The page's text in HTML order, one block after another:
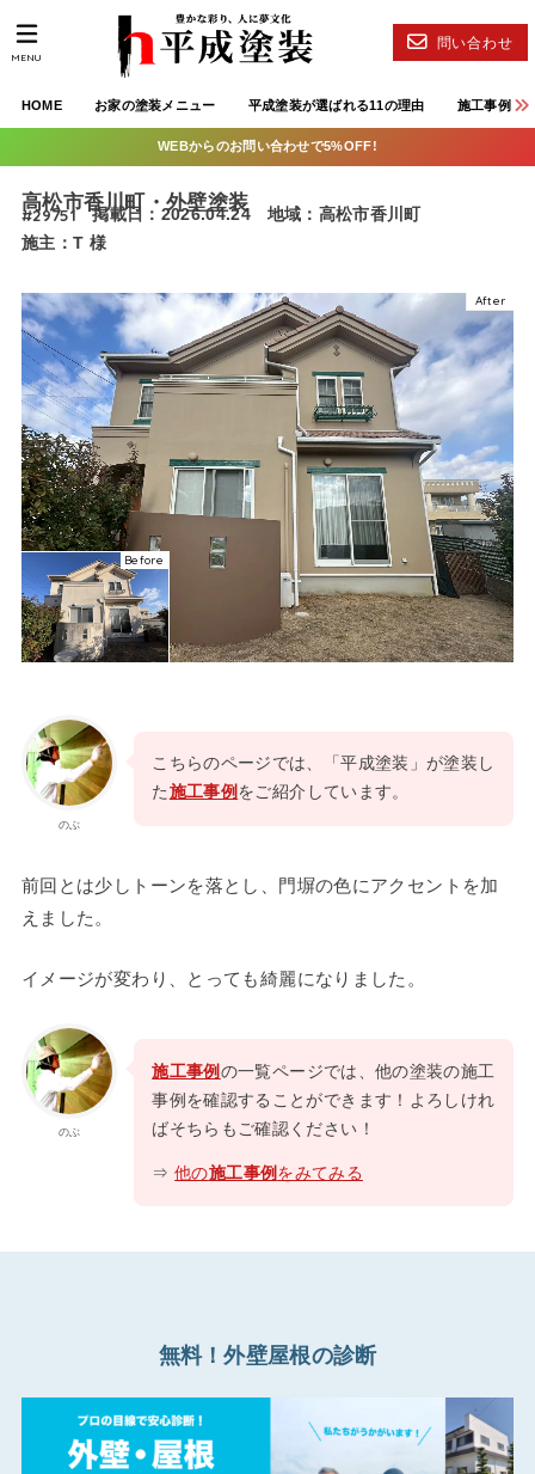
HOME お家の塗装メニュー 平成塗装が選ばれる11の理由 施工事例
問い合わせ
MENU
WEBからのお問い合わせで5%OFF!
高松市香川町・外壁塗装
#29751 掲載日：2026.04.24
地域：高松市香川町
施主：T 様
Before
After
のぶ
こちらのページでは、「平成塗装」が塗装し
た 施工事例 をご紹介しています。
前回とは少しトーンを落とし、門塀の色にアクセントを加
えました。
イメージが変わり、とっても綺麗になりました。
のぶ
施工事例 の一覧ページでは、他の塗装の施工
事例を確認することができます！よろしけれ
ばそちらもご確認ください！
⇒他の施工事例 をみてみる
無料！外壁屋根の診断